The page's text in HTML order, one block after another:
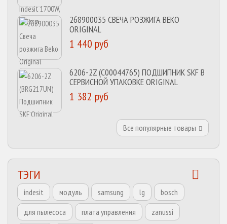
268900035 СВЕЧА РОЗЖИГА BEKO
ORIGINAL
1 440 руб
6206-2Z (C00044765) ПОДШИПНИК SKF В
СЕРВИСНОЙ УПАКОВКЕ ORIGINAL
1 382 руб
Все популярные товары
ТЭГИ
indesit модуль samsung lg
bosch
для пылесоса
плата управления
zanussi